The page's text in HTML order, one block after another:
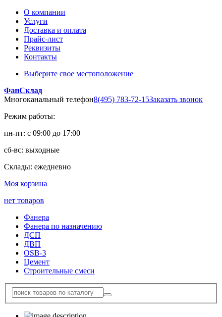
О компании
Услуги
Доставка и оплата
Прайс-лист
Реквизиты
Контакты
Выберите свое местоположение
ФанСклад
Многоканальный телефон8(495) 783-72-15Заказать звонок
Режим работы:
пн-пт: с 09:00 до 17:00
сб-вс: выходные
Склады: ежедневно
Моя корзина
нет товаров
Фанера
Фанера по назначению
ДСП
ДВП
OSB-3
Цемент
Строительные смеси